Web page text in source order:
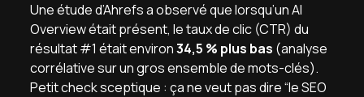
Une étude d’Ahrefs a observé que lorsqu’un AI
Overview était présent, le taux de clic (CTR) du
résultat #1 était environ34,5 % plus bas (analyse
corrélative sur un gros ensemble de mots-clés).
Petit check sceptique : ça ne veut pas dire “le SEO